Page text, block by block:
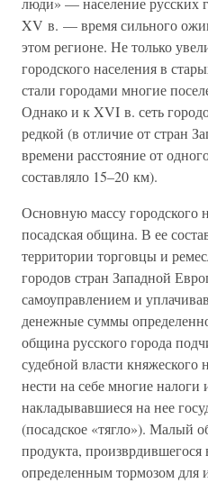
XV в. — время сильного
этом регионе. Не только
городского населения в
стали городами многие
Однако и к XVI в. сеть
редкой (в отличие от стран
времени расстояние от
составляло 15–20 км).
Основную массу городского
посадская община. В ее
территории торговцы и
городов стран Западной
самоуправлением и
денежные суммы
община русского города
судебной власти
нести на себе многие налоги
накладывавшиеся на нее
(посадское «тягло»). Малый
продукта, произврдившегося
определенным тормозом для